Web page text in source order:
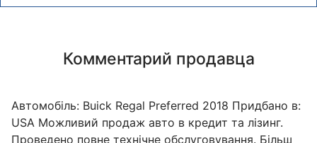
Комментарий продавца
Автомобіль: Buick Regal Preferred 2018 Придбано в:
USA Можливий продаж авто в кредит та лізинг.
Проведено повне технічне обслуговування. Більш